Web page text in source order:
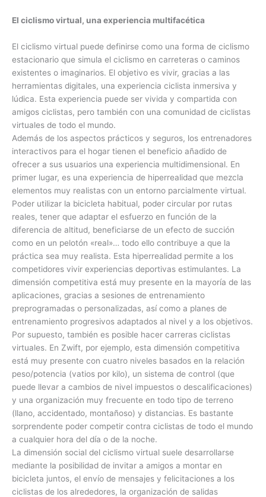
El ciclismo virtual, una experiencia multifacética
El ciclismo virtual puede definirse como una forma de ciclismo
estacionario que simula el ciclismo en carreteras o caminos
existentes o imaginarios. El objetivo es vivir, gracias a las
herramientas digitales, una experiencia ciclista inmersiva y
lúdica. Esta experiencia puede ser vivida y compartida con
amigos ciclistas, pero también con una comunidad de ciclistas
virtuales de todo el mundo.
Además de los aspectos prácticos y seguros, los entrenadores
interactivos para el hogar tienen el beneficio añadido de
ofrecer a sus usuarios una experiencia multidimensional. En
primer lugar, es una experiencia de hiperrealidad que mezcla
elementos muy realistas con un entorno parcialmente virtual.
Poder utilizar la bicicleta habitual, poder circular por rutas
reales, tener que adaptar el esfuerzo en función de la
diferencia de altitud, beneficiarse de un efecto de succión
como en un pelotón «real»… todo ello contribuye a que la
práctica sea muy realista. Esta hiperrealidad permite a los
competidores vivir experiencias deportivas estimulantes. La
dimensión competitiva está muy presente en la mayoría de las
aplicaciones, gracias a sesiones de entrenamiento
preprogramadas o personalizadas, así como a planes de
entrenamiento progresivos adaptados al nivel y a los objetivos.
Por supuesto, también es posible hacer carreras ciclistas
virtuales. En Zwift, por ejemplo, esta dimensión competitiva
está muy presente con cuatro niveles basados en la relación
peso/potencia (vatios por kilo), un sistema de control (que
puede llevar a cambios de nivel impuestos o descalificaciones)
y una organización muy frecuente en todo tipo de terreno
(llano, accidentado, montañoso) y distancias. Es bastante
sorprendente poder competir contra ciclistas de todo el mundo
a cualquier hora del día o de la noche.
La dimensión social del ciclismo virtual suele desarrollarse
mediante la posibilidad de invitar a amigos a montar en
bicicleta juntos, el envío de mensajes y felicitaciones a los
ciclistas de los alrededores, la organización de salidas